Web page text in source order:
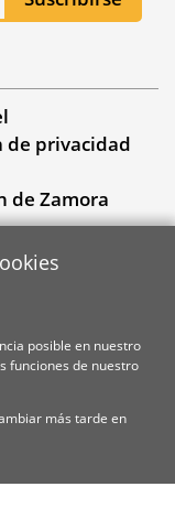
de privacidad
de Zamora
posible en nuestro
funciones de nuestro
más tarde en